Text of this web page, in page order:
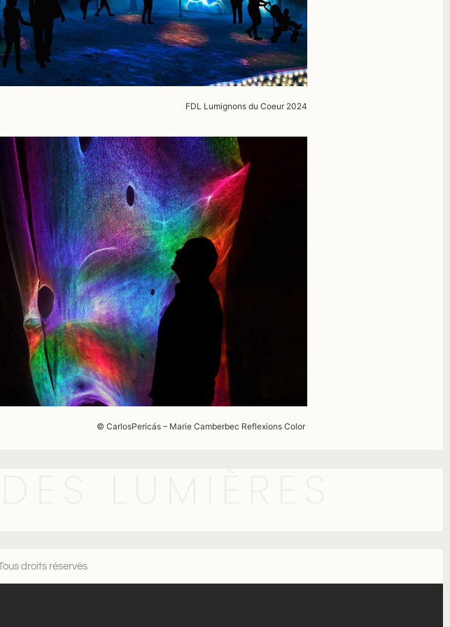
FDL Lumignons du Coeur 2024
© CarlosPericás – Marie Camberbec Reflexions Color
droits réservés